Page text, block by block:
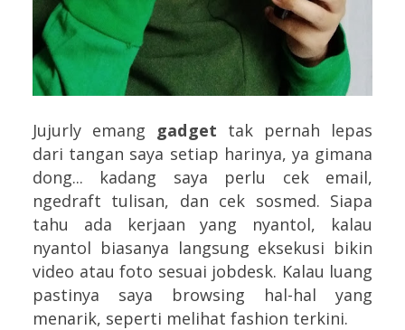
Jujurly emang gadget tak pernah lepas
dari tangan saya setiap harinya, ya gimana
dong... kadang saya perlu cek email,
ngedraft tulisan, dan cek sosmed. Siapa
tahu ada kerjaan yang nyantol, kalau
nyantol biasanya langsung eksekusi bikin
video atau foto sesuai jobdesk. Kalau luang
pastinya saya browsing hal-hal yang
menarik, seperti melihat fashion terkini.